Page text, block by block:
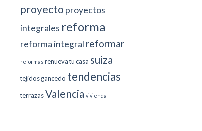
proyecto proyectos
integrales reforma
reforma integral reformar
reformas renueva tu casa suiza
tejidos gancedo tendencias
terrazas Valencia vivienda